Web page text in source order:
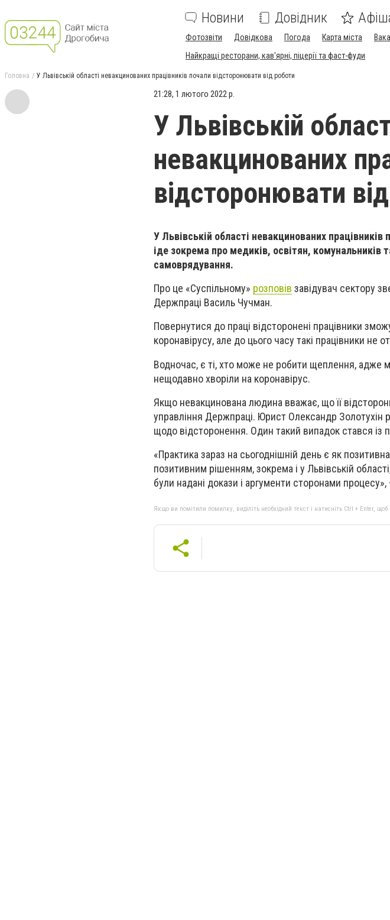
Новини Довідник
Фотозвіти Довідкова Погода Карта міста
Найкращі ресторани, кав'ярні, піцерії та фаст-фуди
Головна У Львівській області невакцинованих працівників почали відсторонювати від роботи
21:28, 1 лютого 2022 р.
У Львівській
невакцинованих
відсторонювати
У Львівській області невакцинованих
іде зокрема про медиків, освітян, комунальників
самоврядування.
Про це «Суспільному» розповів завідувач сектору
Держпраці Василь Чучман.
Повернутися до праці відсторонені працівники
коронавірусу, але до цього часу такі працівники не
Водночас, є ті, хто може не робити щеплення,
нещодавно хворіли на коронавірус.
Якщо невакцинована людина вважає, що її
управління Держпраці. Юрист Олександр Золотухін
щодо відсторонення. Один такий випадок стався із
«Практика зараз на сьогоднішній день є як
позитивним рішенням, зокрема і у Львівській
були надані докази і аргументи сторонами
Якщо ви помітили помилку, виділіть необхідний текст і натисніть Ctrl + Enter,